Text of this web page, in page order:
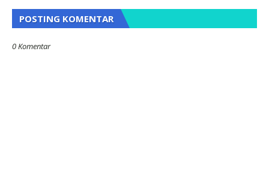
POSTING KOMENTAR
0 Komentar